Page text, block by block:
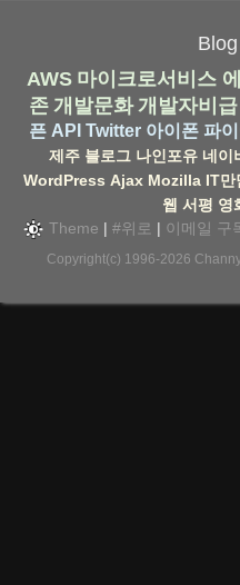
AWS 마이크로서비스
존 개발문화 개발자비급
픈 API Twitter 아이폰 파
제주 블로그 나인포유 네이
WordPress Ajax Mozilla IT만
웹 서평 영
Theme | #위로 | 이메일 구
Copyright(c) 1996-2026